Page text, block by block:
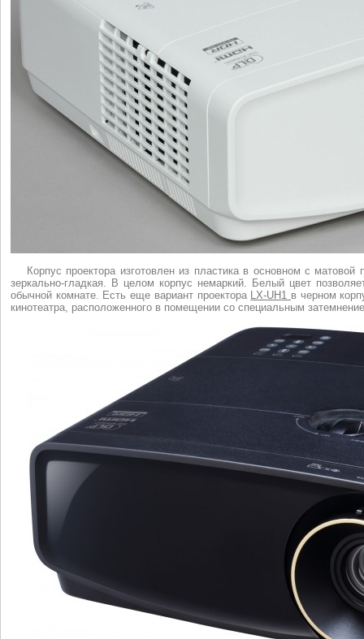
Корпус проектора изготовлен из пластика в основном с матовой
зеркально-гладкая. В целом корпус немаркий. Белый цвет
обычной комнате. Есть еще вариант проектора LX-UH1 в черном
кинотеатра, расположенного в помещении со специальным